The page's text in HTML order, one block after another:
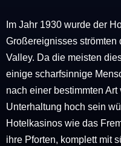
Im Jahr 1930 wurde der
Großereignisses strömten
Valley. Da die meisten
einige scharfsinnige
nach einer bestimmten
Unterhaltung hoch sein
Hotelkasinos wie das
ihre Pforten, komplett mit